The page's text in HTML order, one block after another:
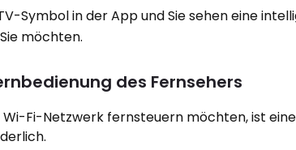
Symbol in der App und Sie sehen eine
möchten.
des Fernsehers
Wi-Fi-Netzwerk fernsteuern möchten, ist